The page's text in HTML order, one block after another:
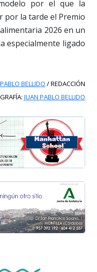
por el que la
por la tarde el Premio
2026 en un
especialmente ligado
BELLIDO / REDACCIÓN
JUAN PABLO BELLIDO